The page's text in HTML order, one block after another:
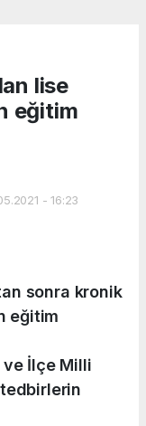
lise
eğitim
- 16:23
sonra kronik
eğitim
İlçe Milli